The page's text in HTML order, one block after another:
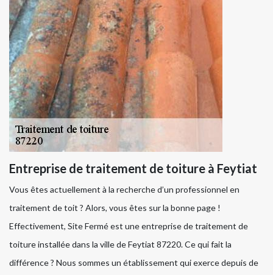
Entreprise de traitement de toiture à Feytiat
Vous êtes actuellement à la recherche d’un professionnel en
traitement de toit ? Alors, vous êtes sur la bonne page !
Effectivement, Site Fermé est une entreprise de traitement de
toiture installée dans la ville de Feytiat 87220. Ce qui fait la
différence ? Nous sommes un établissement qui exerce depuis de